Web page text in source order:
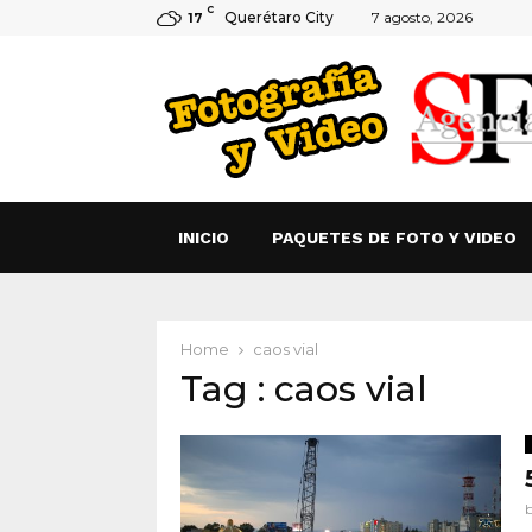
17 C Querétaro City 7 agosto, 2026
INICIO PAQUETES DE FOTO Y VIDEO
Home caos vial
Tag : caos vial